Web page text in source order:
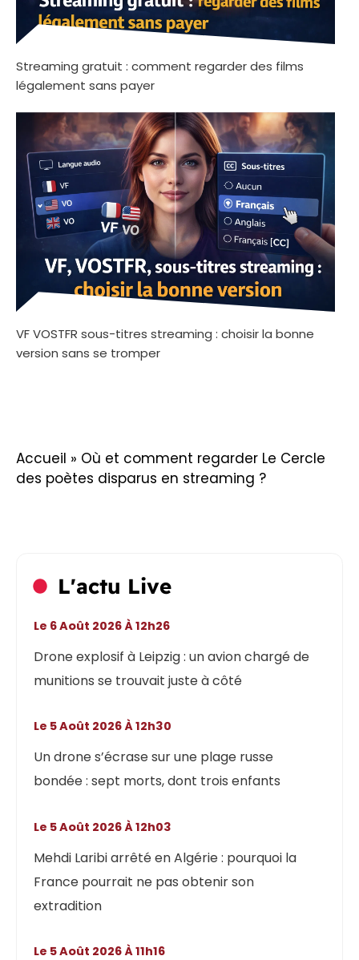
Streaming gratuit : comment regarder des films
légalement sans payer
VF VOSTFR sous-titres streaming : choisir la bonne
version sans se tromper
Accueil » Où et comment regarder Le Cercle
des poètes disparus en streaming ?
L'actu Live
Drone explosif à Leipzig : un avion chargé de
munitions se trouvait juste à côté
Le 6 Août 2026 À 12h26
Un drone s’écrase sur une plage russe
bondée : sept morts, dont trois enfants
Le 5 Août 2026 À 12h30
Mehdi Laribi arrêté en Algérie : pourquoi la
France pourrait ne pas obtenir son
extradition
Le 5 Août 2026 À 12h03
Le 5 Août 2026 À 11h16